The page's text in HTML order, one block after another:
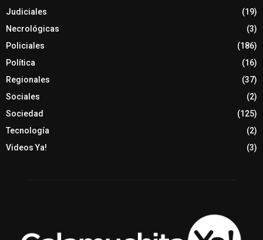
Judiciales
(19)
Necrológicas
(3)
Policiales
(186)
Política
(16)
Regionales
(37)
Sociales
(2)
Sociedad
(125)
Tecnología
(2)
Videos Ya!
(3)